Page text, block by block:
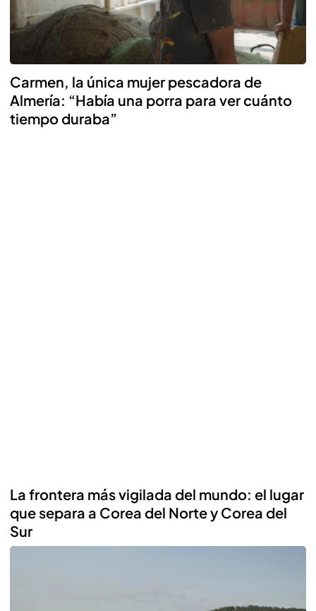
Carmen, la única mujer pescadora de
Almería: “Había una porra para ver cuánto
tiempo duraba”
La frontera más vigilada del mundo: el lugar
que separa a Corea del Norte y Corea del
Sur